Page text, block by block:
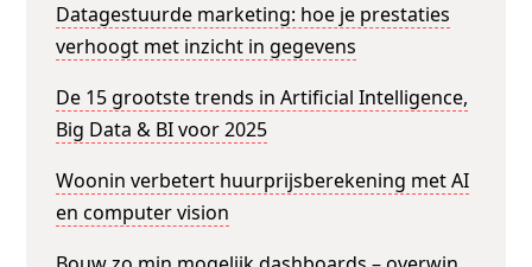
Datagestuurde marketing: hoe je prestaties
verhoogt met inzicht in gegevens
De 15 grootste trends in Artificial Intelligence,
Big Data & BI voor 2025
Woonin verbetert huurprijsberekening met AI
en computer vision